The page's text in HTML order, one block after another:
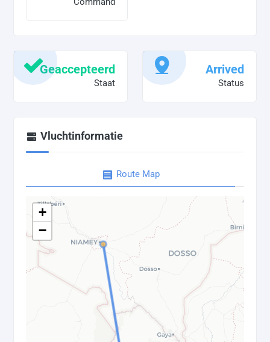
Geaccepteerd
Staat
Arrived
Status
Vluchtinformatie
Route Map
+
−